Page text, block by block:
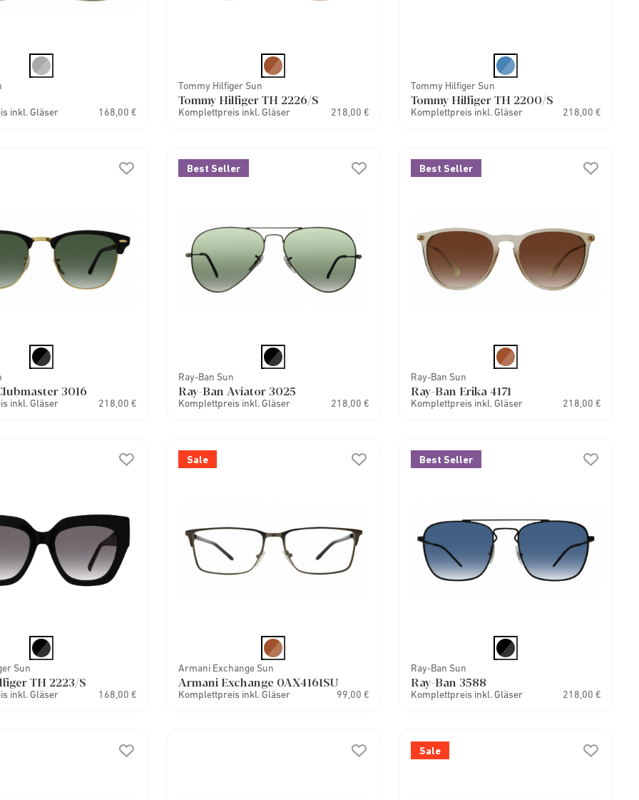
inkl. Gläser 168,00 €
Tommy Hilfiger Sun
Tommy Hilfiger TH 2226/S
Komplettpreis inkl. Gläser 218,00 €
Tommy Hilfiger Sun
Tommy Hilfiger TH 2200/S
Komplettpreis inkl. Gläser 218,00 €
3016
inkl. Gläser 218,00 €
Best Seller
Ray-Ban Sun
Ray-Ban Aviator 3025
Komplettpreis inkl. Gläser 218,00 €
Best Seller
Ray-Ban Sun
Ray-Ban Erika 4171
Komplettpreis inkl. Gläser 218,00 €
Sun
TH 2223/S
inkl. Gläser 168,00 €
Sale
Armani Exchange Sun
Armani Exchange 0AX4161SU
Komplettpreis inkl. Gläser 99,00 €
Best Seller
Ray-Ban Sun
Ray-Ban 3588
Komplettpreis inkl. Gläser 218,00 €
Sale